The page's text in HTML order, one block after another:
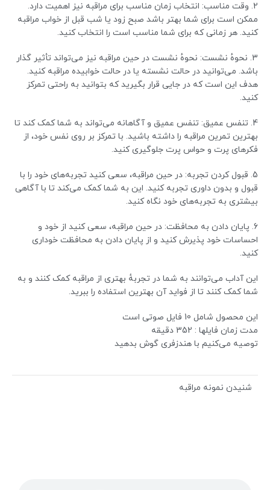
2. وقت مناسب: انتخاب زمان مناسب برای مراقبه نیز اهمیت دارد.
ممکن است برای شما بهتر باشد صبح زود یا شب قبل از خواب مراقبه
کنید. هر زمانی که برای شما مناسب است را انتخاب کنید.
3. نحوهٔ نشست: نحوهٔ نشست در حین مراقبه نیز می‌تواند تأثیر گذار
باشد. می‌توانید در حالت نشسته یا در حالت خوابیده مراقبه کنید.
هدف این است که در جایی قرار بگیرید که بتوانید به راحتی تمرکز
کنید.
4. تنفس عمیق: تنفس عمیق و آگاهانه می‌تواند به شما کمک کند تا
بهترین تمرین مراقبه را داشته باشید. با تمرکز بر روی نفس خود، از
فکرهای پرت و حواس پرت جلوگیری کنید.
5. قبول کردن تجربه: در حین مراقبه، سعی کنید تجربه‌های خود را با
قبول و بدون داوری تجربه کنید. این به شما کمک می‌کند تا با آگاهی
بیشتری به تجربه‌های خود نگاه کنید.
6. پایان دادن به محافظت: در حین مراقبه، سعی کنید از خود و
احساسات خود پذیرش کنید و از پایان دادن به محافظت خوداری
کنید.
این آداب می‌توانند به شما در تجربهٔ بهتری از مراقبه کمک کنند و به
شما کمک کنند تا از فواید آن بهترین استفاده را ببرید.
این محصول شامل 10 فایل صوتی است
مدت زمان فایلها : 352 دقیقه
توصیه می‌کنیم با هندزفری گوش بدهید
شنیدن نمونه مراقبه